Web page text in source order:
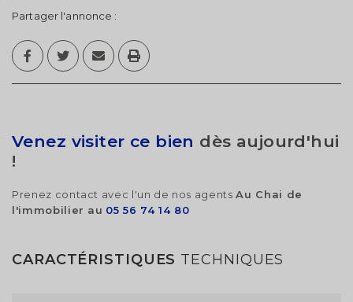
Partager l'annonce :
Venez visiter ce bien dès aujourd'hui
!
Prenez contact avec l'un de nos agents Au Chai de
l'immobilier au 05 56 74 14 80
CARACTÉRISTIQUES TECHNIQUES